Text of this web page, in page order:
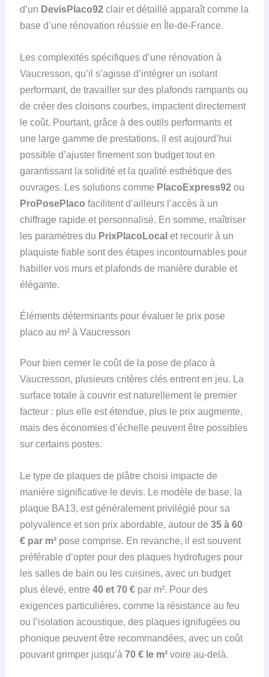
d’un DevisPlaco92clair et détaillé apparaît comme la
base d’une rénovation réussie en Île-de-France.
Les complexités spécifiques d’une rénovation à
Vaucresson, qu’il s’agisse d’intégrer un isolant
performant, de travailler sur des plafonds rampants ou
de créer des cloisons courbes, impactent directement
le coût. Pourtant, grâce à des outils performants et
une large gamme de prestations, il est aujourd’hui
possible d’ajuster finement son budget tout en
garantissant la solidité et la qualité esthétique des
ouvrages. Les solutions comme PlacoExpress92ou
ProPosePlaco facilitent d’ailleurs l’accès à un
chiffrage rapide et personnalisé. En somme, maîtriser
les paramètres du PrixPlacoLocal et recourir à un
plaquiste fiable sont des étapes incontournables pour
habiller vos murs et plafonds de manière durable et
élégante.
Éléments déterminants pour évaluer le prix pose
placo au m² à Vaucresson
Pour bien cerner le coût de la pose de placo à
Vaucresson, plusieurs critères clés entrent en jeu. La
surface totale à couvrir est naturellement le premier
facteur : plus elle est étendue, plus le prix augmente,
mais des économies d’échelle peuvent être possibles
sur certains postes.
Le type de plaques de plâtre choisi impacte de
manière significative le devis. Le modèle de base, la
plaque BA13, est généralement privilégié pour sa
polyvalence et son prix abordable, autour de 35 à 60
€ par m²pose comprise. En revanche, il est souvent
préférable d’opter pour des plaques hydrofuges pour
les salles de bain ou les cuisines, avec un budget
plus élevé, entre 40 et 70 €par m². Pour des
exigences particulières, comme la résistance au feu
ou l’isolation acoustique, des plaques ignifugées ou
phonique peuvent être recommandées, avec un coût
pouvant grimper jusqu’à 70 € le m²voire au-delà.